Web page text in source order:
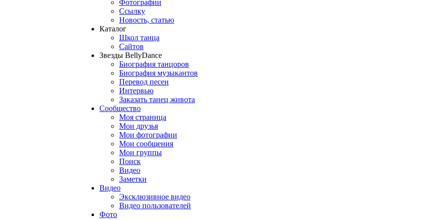
Фотографии
Ссылку
Новость, статью
Каталог
Школ танца
Сайтов
Звезды BellyDance
Биография танцоров
Биография музыкантов
Перевод песен
Интервью
Заказать танец живота
Сообщество
Моя страница
Мои друзья
Мои фотографии
Мои сообщения
Мои группы
Поиск
Видео
Заметки
Видео
Эксклюзивное видео
Видео пользователей
Фото